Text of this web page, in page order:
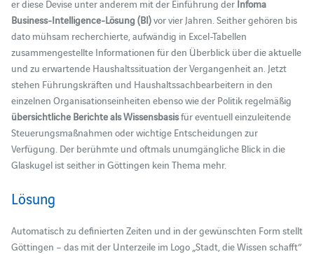
er diese Devise unter anderem mit der Einführung der Infoma
Business-Intelligence-Lösung (BI)vor vier Jahren. Seither gehören bis
dato mühsam recherchierte, aufwändig in Excel-Tabellen
zusammengestellte Informationen für den Überblick über die aktuelle
und zu erwartende Haushaltssituation der Vergangenheit an. Jetzt
stehen Führungskräften und Haushaltssachbearbeitern in den
einzelnen Organisationseinheiten ebenso wie der Politik regelmäßig
übersichtliche Berichte als Wissensbasisfür eventuell einzuleitende
Steuerungsmaßnahmen oder wichtige Entscheidungen zur
Verfügung. Der berühmte und oftmals unumgängliche Blick in die
Glaskugel ist seither in Göttingen kein Thema mehr.
Lösung
Automatisch zu definierten Zeiten und in der gewünschten Form stellt
Göttingen – das mit der Unterzeile im Logo „Stadt, die Wissen schafft“